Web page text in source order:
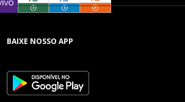
BAIXE NOSSO APP